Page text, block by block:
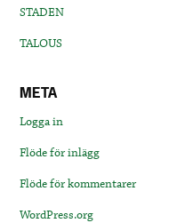
STADEN
TALOUS
META
Logga in
Flöde för inlägg
Flöde för kommentarer
WordPress.org